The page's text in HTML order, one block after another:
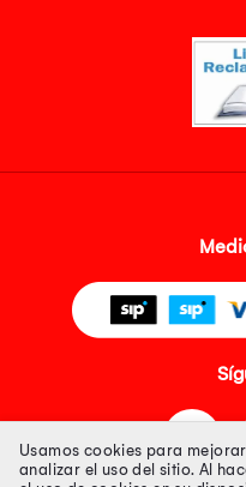
Usamos cookies para
analizar el uso del sitio. Al